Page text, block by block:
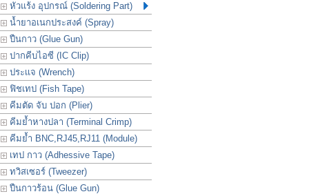
หัวแร้ง อุปกรณ์ (Soldering Part)
น้ำยาอเนกประสงค์ (Spray)
ปืนกาว (Glue Gun)
ปากคีบไอซี (IC Clip)
ประเเจ (Wrench)
ฟิชเทป (Fish Tape)
คีมตัด จับ ปอก (Plier)
คีมย้ำหางปลา (Terminal Crimp)
คีมย้ำ BNC,RJ45,RJ11 (Module)
เทป กาว (Adhessive Tape)
ทวิสเซอร์ (Tweezer)
ปืนกาวร้อน (Glue Gun)